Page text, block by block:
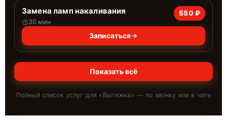
Замена ламп накаливания
30 мин
550 ₽
Записаться
Показать всё
Полный список услуг для « Вытяжка » — по звонку или в чате